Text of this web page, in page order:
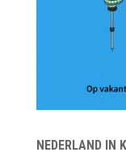
NEDERLAND IN